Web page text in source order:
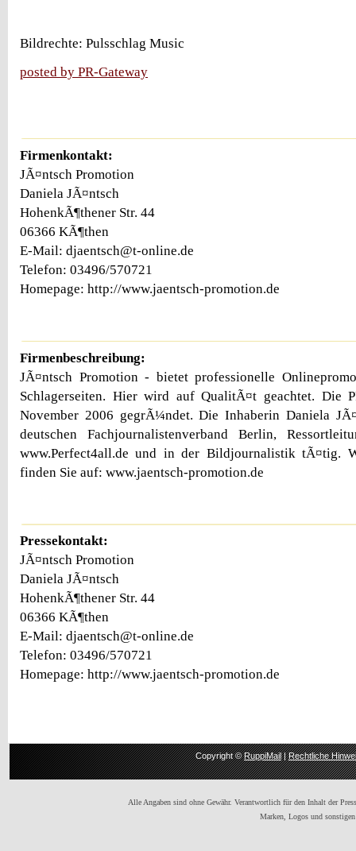
Bildrechte: Pulsschlag Music
posted by PR-Gateway
Firmenkontakt:
JÃ¤ntsch Promotion
Daniela JÃ¤ntsch
HohenkÃ¶thener Str. 44
06366 KÃ¶then
E-Mail: djaentsch@t-online.de
Telefon: 03496/570721
Homepage: http://www.jaentsch-promotion.de
Firmenbeschreibung:
JÃ¤ntsch Promotion - bietet professionelle
Schlagerseiten. Hier wird auf QualitÃ¤t geachtet. Die
November 2006 gegrÃ¼ndet. Die Inhaberin Daniela
deutschen Fachjournalistenverband Berlin,
www.Perfect4all.de und in der Bildjournalistik tÃ¤tig.
finden Sie auf: www.jaentsch-promotion.de
Pressekontakt:
JÃ¤ntsch Promotion
Daniela JÃ¤ntsch
HohenkÃ¶thener Str. 44
06366 KÃ¶then
E-Mail: djaentsch@t-online.de
Telefon: 03496/570721
Homepage: http://www.jaentsch-promotion.de
Copyright ©RuppiMail|Rechtliche
Alle Angaben sind ohne Gewähr. Verantwortlich für den Inhalt der
Marken, Logos und